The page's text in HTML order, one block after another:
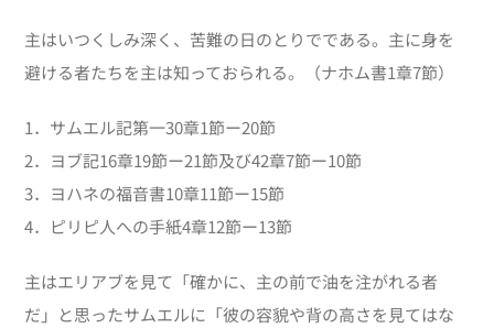
主はいつくしみ深く、苦難の日のとりでである。主に身を
避ける者たちを主は知っておられる。（ナホム書1章7節）
1．サムエル記第一30章1節ー20節
2．ヨブ記16章19節ー21節及び42章7節ー10節
3．ヨハネの福音書10章11節ー15節
4．ピリピ人への手紙4章12節ー13節
主はエリアブを見て「確かに、主の前で油を注がれる者
だ」と思ったサムエルに「彼の容貌や背の高さを見てはな